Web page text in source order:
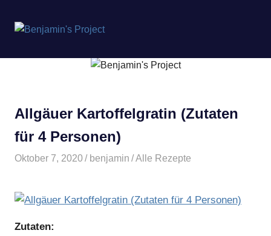
Project
Allgäuer Kartoffelgratin (Zutaten
für 4 Personen)
Oktober 7, 2020 benjamin Alle Rezepte
Zutaten: